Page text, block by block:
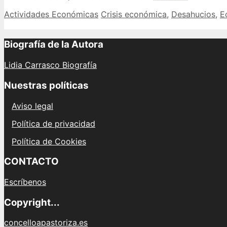
los
Categories
Actividades Económicas Tags
Crisis económica, Desahucios,
Biografía de la Autora
Lidia Carrasco Biografía
Nuestras políticas
Aviso legal
Política de privacidad
Política de Cookies
CONTACTO
Escríbenos
Copyright...
concelloapastoriza.es